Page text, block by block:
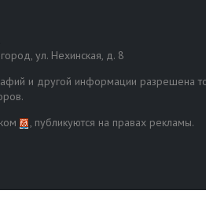
ул. Нехинская, д. 8
и другой информации разрешена
, публикуются на правах рекламы.